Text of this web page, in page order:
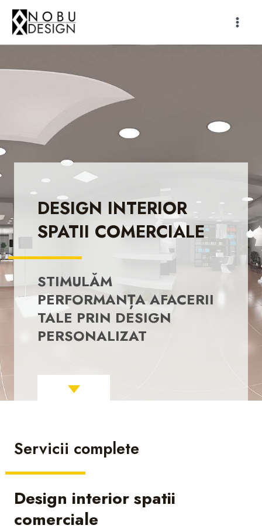
Skip
content
DESIGN INTERIOR
SPATII COMERCIALE
STIMULĂM
PERFORMANȚA AFACERII
TALE PRIN DESIGN
PERSONALIZAT
Servicii complete
Design interior spatii
comerciale